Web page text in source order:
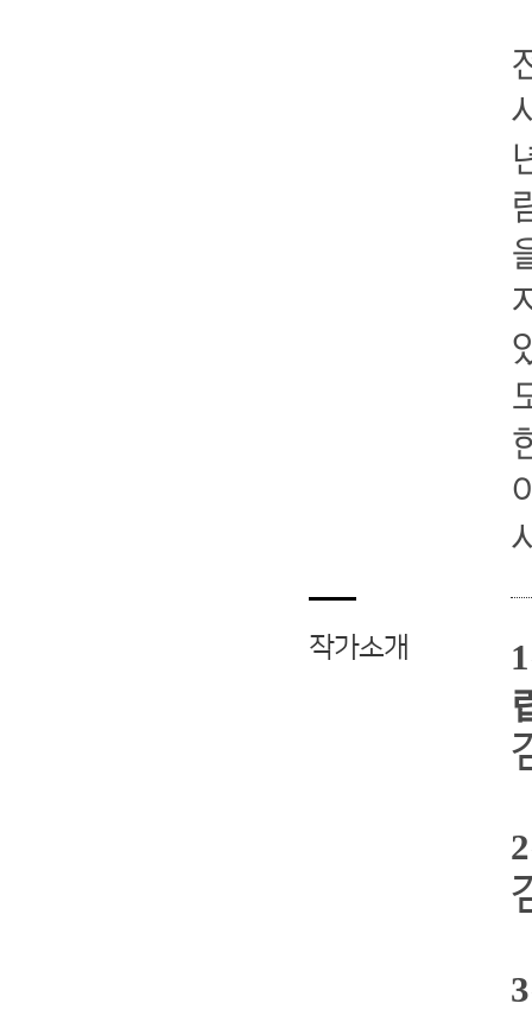
작가소개 1
2
3